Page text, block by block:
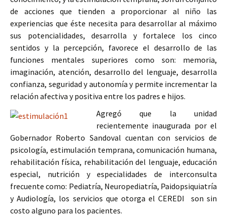
de acciones que tienden a proporcionar al niño las
experiencias que éste necesita para desarrollar al máximo
sus potencialidades, desarrolla y fortalece los cinco
sentidos y la percepción, favorece el desarrollo de las
funciones mentales superiores como son: memoria,
imaginación, atención, desarrollo del lenguaje, desarrolla
confianza, seguridad y autonomía y permite incrementar la
relación afectiva y positiva entre los padres e hijos.
Agregó que la unidad
recientemente inaugurada por el
Gobernador Roberto Sandoval cuentan con servicios de
psicología, estimulación temprana, comunicación humana,
rehabilitación física, rehabilitación del lenguaje, educación
especial, nutrición y especialidades de interconsulta
frecuente como: Pediatría, Neuropediatría, Paidopsiquiatría
y Audiología, los servicios que otorga el CEREDI son sin
costo alguno para los pacientes.